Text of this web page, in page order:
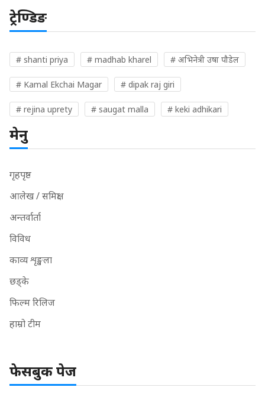
ट्रेण्डिङ
# shanti priya # madhab kharel # अभिनेत्री उषा पौडेल
# Kamal Ekchai Magar # dipak raj giri
# rejina uprety # saugat malla # keki adhikari
मेनु
गृहपृष्ठ
आलेख / समिक्षा
अन्तर्वार्ता
विविध
काव्य शृङ्खला
छड्के
फिल्म रिलिज
हाम्रो टीम
फेसबुक पेज